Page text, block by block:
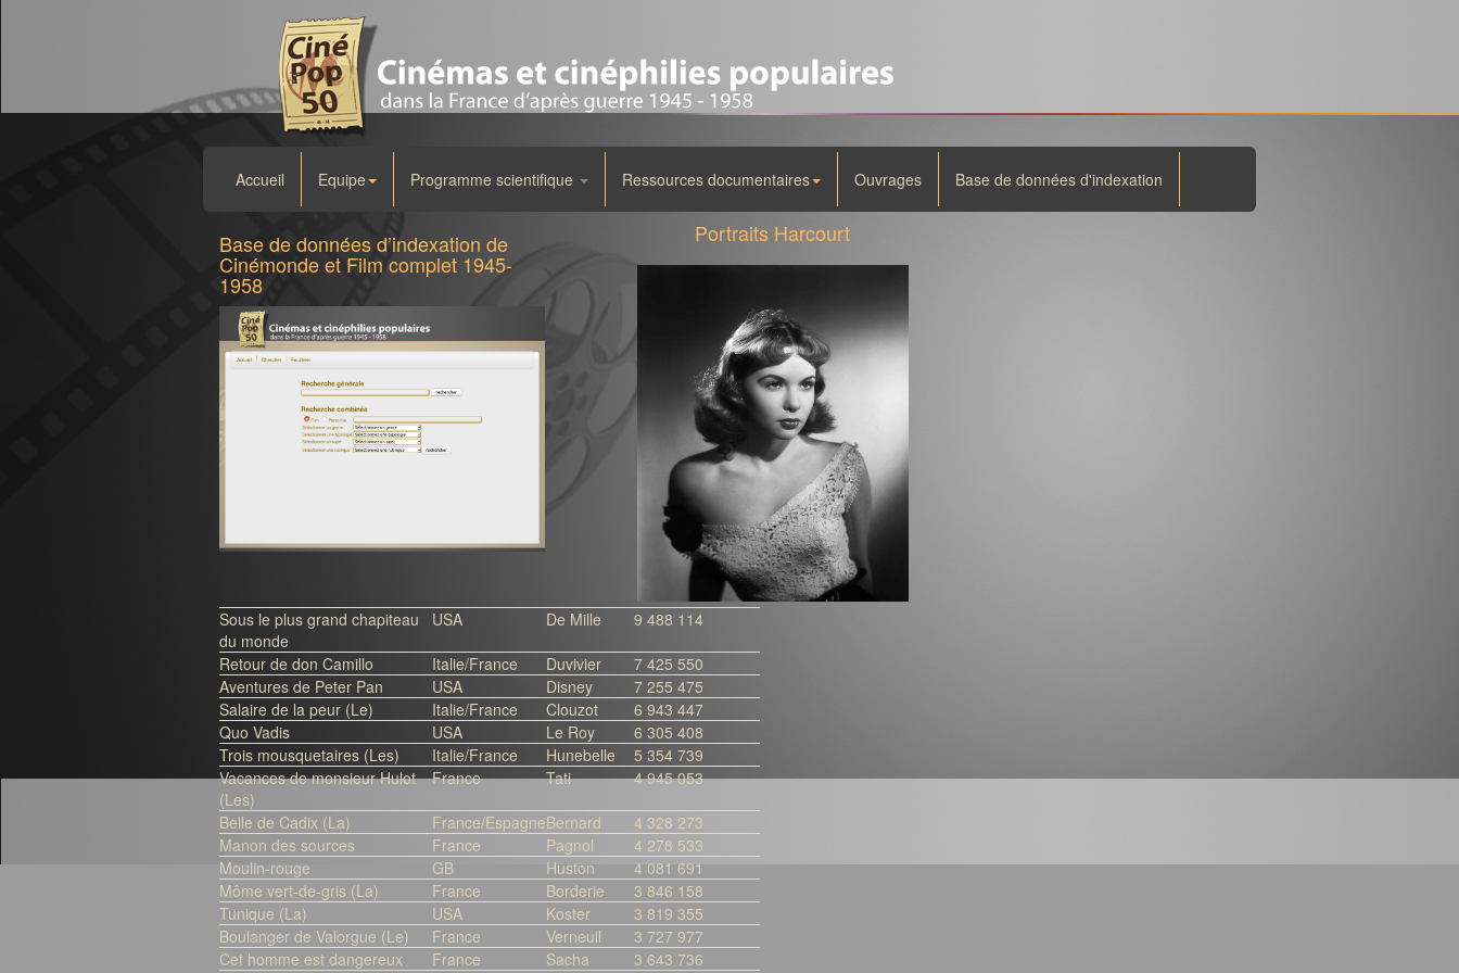
Accueil Equipe Programme scientifique Ressources documentaires Ouvrages Base de données d'indexation
Base de données d’indexation de
Cinémonde et Film complet 1945-
1958
Portraits Harcourt
Sous le plus grand chapiteau
du monde
USA De Mille 9 488 114
Retour de don Camillo Italie/France Duvivier
7 425 550
Aventures de Peter Pan
USA Disney
7 255 475
Salaire de la peur (Le)
Italie/France Clouzot
6 943 447
Quo Vadis
USA Le Roy
6 305 408
Trois mousquetaires (Les)
Italie/France Hunebelle
5 354 739
Vacances de monsieur Hulot
(Les)
France Tati 4 945 053
Belle de Cadix (La) France/EspagneBernard
4 328 273
Manon des sources
France Pagnol
4 278 533
Moulin-rouge
GB Huston
4 081 691
Môme vert-de-gris (La)
France Borderie
3 846 158
Tunique (La)
USA Koster
3 819 355
Boulanger de Valorgue (Le)
France Verneuil
3 727 977
Cet homme est dangereux
France Sacha
3 643 736